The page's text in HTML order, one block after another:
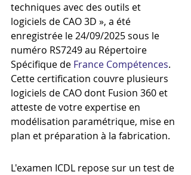
techniques avec des outils et
logiciels de CAO 3D », a été
enregistrée le 24/09/2025 sous le
numéro RS7249 au Répertoire
Spécifique de France Compétences.
Cette certification couvre plusieurs
logiciels de CAO dont Fusion 360 et
atteste de votre expertise en
modélisation paramétrique, mise en
plan et préparation à la fabrication.
L'examen ICDL repose sur un test de